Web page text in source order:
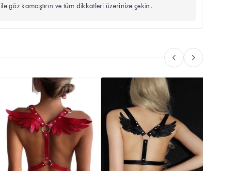
ile göz kamaştırın ve tüm dikkatleri üzerinize çekin.